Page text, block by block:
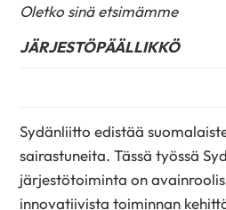
Oletko sinä etsimämme
JÄRJESTÖPÄÄLLIKKÖ
Sydänliitto edistää
sairastuneita. Tässä työssä
järjestötoiminta on
innovatiivista toiminnan